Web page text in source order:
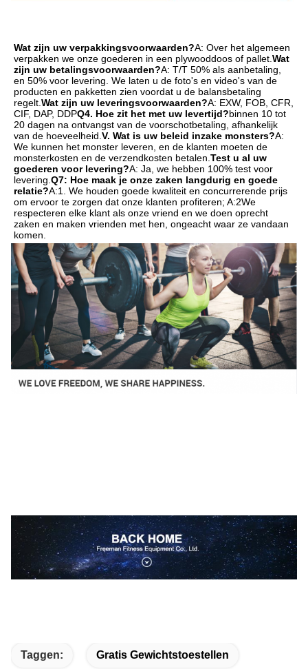
Wat zijn uw verpakkingsvoorwaarden?A: Over het algemeen
verpakken we onze goederen in een plywooddoos of pallet.Wat
zijn uw betalingsvoorwaarden?A: T/T 50% als aanbetaling,
en 50% voor levering. We laten u de foto's en video's van de
producten en pakketten zien voordat u de balansbetaling
regelt.Wat zijn uw leveringsvoorwaarden?A: EXW, FOB, CFR,
CIF, DAP, DDPQ4. Hoe zit het met uw levertijd?binnen 10 tot
20 dagen na ontvangst van de voorschotbetaling, afhankelijk
van de hoeveelheid.V. Wat is uw beleid inzake monsters?A:
We kunnen het monster leveren, en de klanten moeten de
monsterkosten en de verzendkosten betalen.Test u al uw
goederen voor levering?A: Ja, we hebben 100% test voor
levering.Q7: Hoe maak je onze zaken langdurig en goede
relatie?A:1. We houden goede kwaliteit en concurrerende prijs
om ervoor te zorgen dat onze klanten profiteren; A:2We
respecteren elke klant als onze vriend en we doen oprecht
zaken en maken vrienden met hen, ongeacht waar ze vandaan
komen.
Taggen: Gratis Gewichtstoestellen